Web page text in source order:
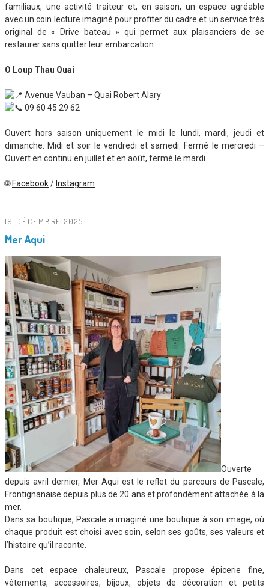
familiaux, une activité traiteur et, en saison, un espace agréable
avec un coin lecture imaginé pour profiter du cadre et un service très
original de « Drive bateau » qui permet aux plaisanciers de se
restaurer sans quitter leur embarcation.
O Loup Thau Quai
Avenue Vauban – Quai Robert Alary
09 60 45 29 62
Ouvert hors saison uniquement le midi le lundi, mardi, jeudi et
dimanche. Midi et soir le vendredi et samedi. Fermé le mercredi –
Ouvert en continu en juillet et en août, fermé le mardi.
🌐Facebook/Instagram
19 DÉCEMBRE 2025
Mer Aqui
Ouverte
depuis avril dernier, Mer Aqui est le reflet du parcours de Pascale,
Frontignanaise depuis plus de 20 ans et profondément attachée à la
mer.
Dans sa boutique, Pascale a imaginé une boutique à son image, où
chaque produit est choisi avec soin, selon ses goûts, ses valeurs et
l’histoire qu’il raconte.
Dans cet espace chaleureux, Pascale propose épicerie fine,
vêtements, accessoires, bijoux, objets de décoration et petits